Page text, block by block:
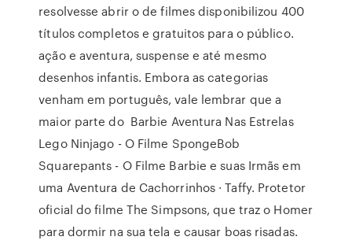
resolvesse abrir o de filmes disponibilizou 400
títulos completos e gratuitos para o público.
ação e aventura, suspense e até mesmo
desenhos infantis. Embora as categorias
venham em português, vale lembrar que a
maior parte do Barbie Aventura Nas Estrelas
Lego Ninjago - O Filme SpongeBob
Squarepants - O Filme Barbie e suas Irmãs em
uma Aventura de Cachorrinhos · Taffy. Protetor
oficial do filme The Simpsons, que traz o Homer
para dormir na sua tela e causar boas risadas.